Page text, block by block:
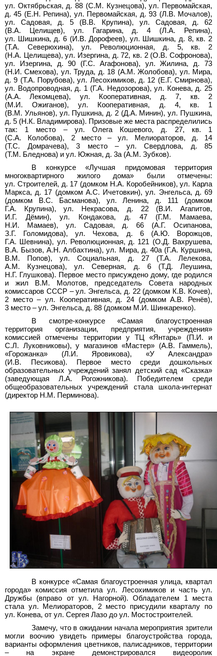
ул. Октябрьская, д. 88 (С.М. Кузнецова), ул. Первомайская,
д. 45 (Е.Н. Репина), ул. Первомайская, д. 93 (Л.В. Мочалов),
ул.
Садовая, д. 5 (В.В. Крупина), ул. Садовая, д.
62
(В.А.
Целищев), ул. Гагарина, д. 4 (Л.А.
Репина),
ул.
Шишкина, д. 6 (И.В. Дорофеев), ул. Шишкина, д. 8, кв. 2
(Т.А.
Северюхина), ул. Революционная, д. 5, кв.
2
(Н.А. Целищева), ул. Изергина, д. 72, кв. 2 (О.В. Софронова),
ул.
Изергина, д. 90 (Г.С. Агафонова), ул. Жилина, д.
73
(Н.И. Смехова), ул. Труда, д. 18 (А.М. Жолобова), ул. Мира,
д. 9 (Т.А. Порубова), ул. Лесохимиков, д. 12 (Е.Г. Смирнова),
ул. Водопроводная, д. 1 (Г.А. Недозорова), ул. Конева, д. 25
(А.А.
Лекомцева), ул. Кооперативная, д. 7, кв.
2
(М.И.
Ожиганов), ул. Кооперативная, д. 4, кв.
1
(В.М. Ульянов), ул. Пушкина, д. 2 (Д.А. Минин), ул. Пушкина,
д. 5 (Н.К. Владимирова). Призовые же места распределились
так: 1
место – ул. Олега Кошевого, д. 27, кв.
1
(С.А.
Колобова), 2 место – ул. Мелиораторов, д.
14
(Т.С.
Домрачева), 3 место – ул. Свердлова, д.
85
(Т.М. Бледнова) и ул. Южная, д. 3а (А.М. Зубков).
В конкурсе «Лучшая придомовая территория
многоквартирного жилого дома» были отмечены:
ул. Строителей, д. 17 (домком Н.А. Коробейников), ул. Карла
Маркса, д. 17 (домком А.С. Ичетовкин), ул. Энгельса, д. 69
(домком В.С.
Басманова), ул. Ленина, д.
111 (домком
Г.А.
Крупина), ул. Некрасова, д. 22 (В.И.
Агапитов,
И.Г.
Дёмин), ул. Кондакова, д. 47 (Г.М.
Мамаева,
Н.И.
Мамаев), ул. Садовая, д. 66 (А.Г.
Осипанова,
З.Г.
Голомидова), ул. Чехова, д. 6 (А.Ю.
Ворожцов,
Г.А.
Шевнина), ул. Революционная, д. 121 (О.Д. Вахрушева,
В.А. Бызов, А.Н. Албахтина), ул. Мира, д. 40а (Г.А. Куршина,
В.М.
Попов), ул. Социальная, д. 27 (Т.А.
Лелекова,
А.М.
Кузнецова), ул. Северная, д. 6 (Т.Д.
Леушина,
Н.Г. Глушкова). Первое место присуждено дому, где родился
и жил В.М.
Молотов, председатель Совета народных
комиссаров СССР – ул. Энгельса, д. 22 (домком К.В. Кочев),
2
место – ул. Кооперативная, д. 24 (домком А.В.
Ренёв),
3 место – ул. Энгельса, д. 88 (домком М.И. Шинкаренко).
В смотре-конкурсе «Самая благоустроенная
территория организации, предприятия, учреждения»
комиссией отмечены территории у ТЦ «Янтарь» (П.И.
и
С.Л.
Луковниковы), у магазинов «Мастер» (А.В.
Гаммель),
«Горожанка» (Л.И.
Яровикова), «У Александра»
(И.В.
Песикова). Первое место среди дошкольных
образовательных учреждений занял детский сад «Сказка»
(заведующая Л.А.
Рогожникова). Победителем среди
общеобразовательных учреждений стала школа-интернат
(директор Н.М. Перминова).
В конкурсе «Самая благоустроенная улица, квартал
города» комиссия отметила ул. Лесохимиков и часть ул.
Дружбы (вправо от ул. Нагорной). Обладателем 1
места
стала ул.
Мелиораторов, 2 место присудили кварталу по
ул. Конева, от ул. Сергея Лазо до ул. Мостостроителей.
Замечу, что в ожидании начала мероприятия зрители
могли воочию увидеть примеры благоустройства города,
варианты оформления цветников, палисадников, территории
– на экране демонстрировался видеоролик